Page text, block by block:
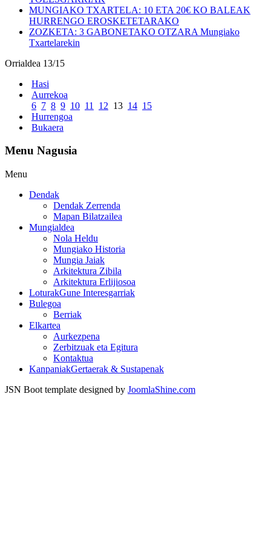
MUNGIAKO TXARTELA: 10 ETA 20€ KO BALEAK
HURRENGO EROSKETETARAKO
ZOZKETA: 3 GABONETAKO OTZARA Mungiako
Txartelarekin
Orrialdea 13/15
Hasi
Aurrekoa
6 7 8 9 10 11 12 13 14 15
Hurrengoa
Bukaera
Menu Nagusia
Menu
Dendak
Dendak Zerrenda
Mapan Bilatzailea
Mungialdea
Nola Heldu
Mungiako Historia
Mungia Jaiak
Arkitektura Zibila
Arkitektura Erlijiosoa
LoturakGune Interesgarriak
Bulegoa
Berriak
Elkartea
Aurkezpena
Zerbitzuak eta Egitura
Kontaktua
KanpaniakGertaerak & Sustapenak
JSN Boot template designed by JoomlaShine.com